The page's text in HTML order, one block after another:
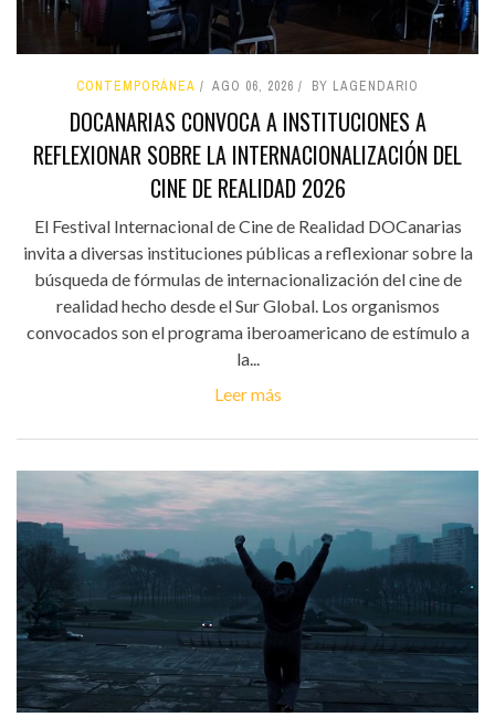
CONTEMPORÁNEA AGO 06, 2026 BY LAGENDARIO
DOCANARIAS CONVOCA A INSTITUCIONES A
REFLEXIONAR SOBRE LA INTERNACIONALIZACIÓN DEL
CINE DE REALIDAD 2026
El Festival Internacional de Cine de Realidad DOCanarias
invita a diversas instituciones públicas a reflexionar sobre la
búsqueda de fórmulas de internacionalización del cine de
realidad hecho desde el Sur Global. Los organismos
convocados son el programa iberoamericano de estímulo a
la...
Leer más